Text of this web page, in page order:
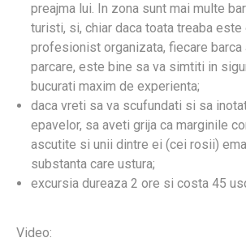
preajma lui. In zona sunt mai multe
turisti, si, chiar daca toata treaba este
profesionist organizata, fiecare barca
parcare, este bine sa va simtiti in
bucurati maxim de experienta;
daca vreti sa va scufundati si sa
epavelor, sa aveti grija ca marginile
ascutite si unii dintre ei (cei rosii)
substanta care ustura;
excursia dureaza 2 ore si costa 45
Video: